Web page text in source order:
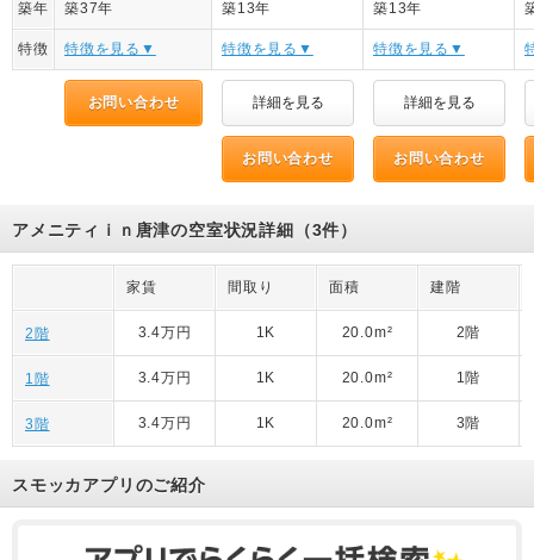
築年 築37年 築13年 築13年
特徴 特徴を見る▼ 特徴を見る▼ 特徴を見る▼
お問い合わせ 詳細を見る 詳細を見る
お問い合わせ お問い合わせ
アメニティｉｎ唐津の空室状況詳細（3件）
家賃 間取り 面積 建階
2階 3.4万円 1K 20.0m² 2階
1階 3.4万円 1K 20.0m² 1階
3階 3.4万円 1K 20.0m² 3階
スモッカアプリのご紹介